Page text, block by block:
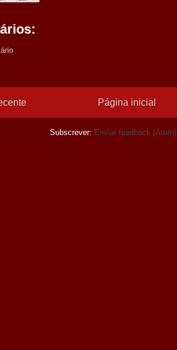
Página inicial
Subscrever: Enviar feedback (Atom)